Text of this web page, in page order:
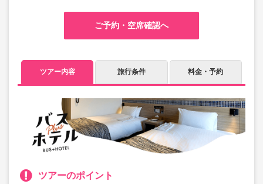
ご予約・空席確認へ
ツアー内容 旅行条件 料金・予約
ツアーのポイント